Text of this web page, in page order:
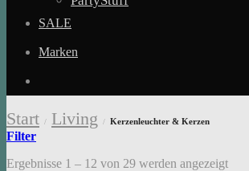
SALE
Marken
Start / Living / Kerzenleuchter & Kerzen
Filter
Ergebnisse 1 – 12 von 29 werden angezeigtNach